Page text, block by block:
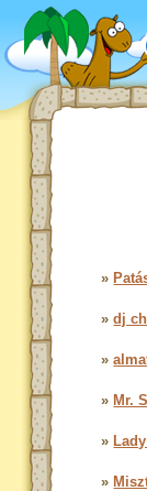
»
»dj
»
» Mr.
»
»